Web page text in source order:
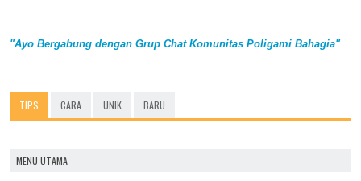
"Ayo Bergabung dengan Grup Chat Komunitas Poligami Bahagia"
TIPS CARA UNIK BARU
MENU UTAMA